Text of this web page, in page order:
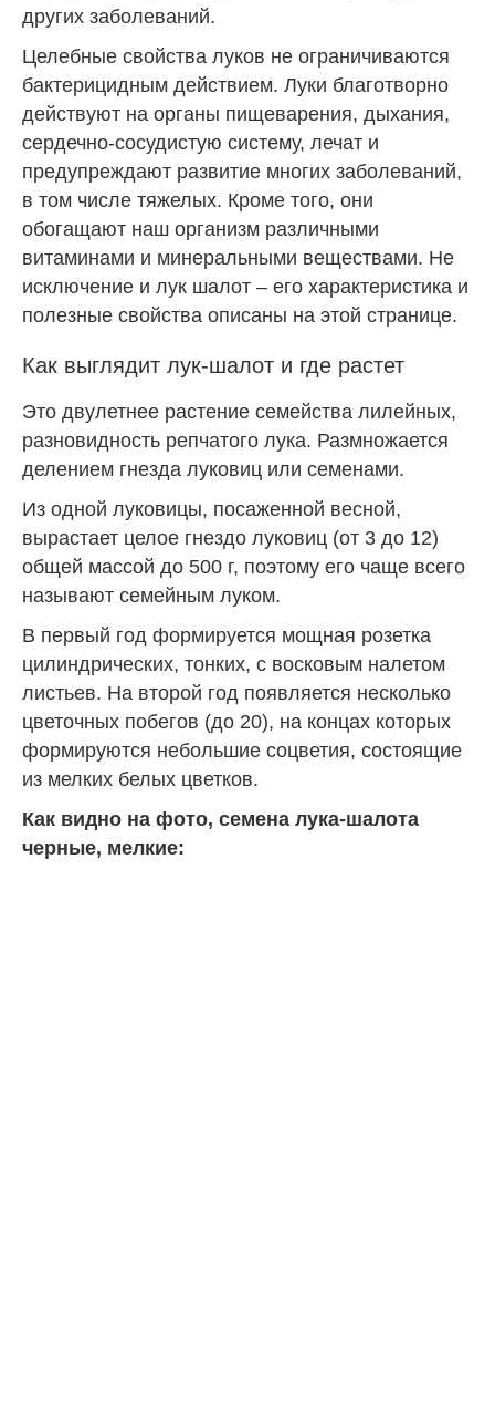
других заболеваний.
Целебные свойства луков не ограничиваются
бактерицидным действием. Луки благотворно
действуют на органы пищеварения, дыхания,
сердечно-сосудистую систему, лечат и
предупреждают развитие многих заболеваний,
в том числе тяжелых. Кроме того, они
обогащают наш организм различными
витаминами и минеральными веществами. Не
исключение и лук шалот – его характеристика и
полезные свойства описаны на этой странице.
Как выглядит лук-шалот и где растет
Это двулетнее растение семейства лилейных,
разновидность репчатого лука. Размножается
делением гнезда луковиц или семенами.
Из одной луковицы, посаженной весной,
вырастает целое гнездо луковиц (от 3 до 12)
общей массой до 500 г, поэтому его чаще всего
называют семейным луком.
В первый год формируется мощная розетка
цилиндрических, тонких, с восковым налетом
листьев. На второй год появляется несколько
цветочных побегов (до 20), на концах которых
формируются небольшие соцветия, состоящие
из мелких белых цветков.
Как видно на фото, семена лука-шалота
черные, мелкие: